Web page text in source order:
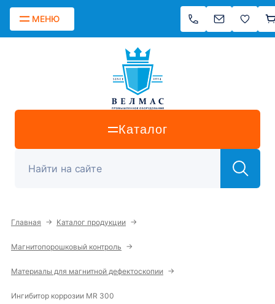
МЕНЮ
Каталог
Главная → Каталог продукции →
Магнитопорошковый контроль →
Материалы для магнитной дефектоскопии →
Ингибитор коррозии MR 300